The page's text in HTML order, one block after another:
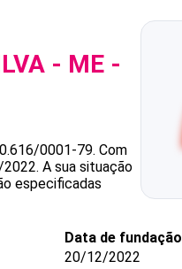
- ME -
0001-79. Com
2022. A sua situação
especificadas
Data de fundação
20/12/2022